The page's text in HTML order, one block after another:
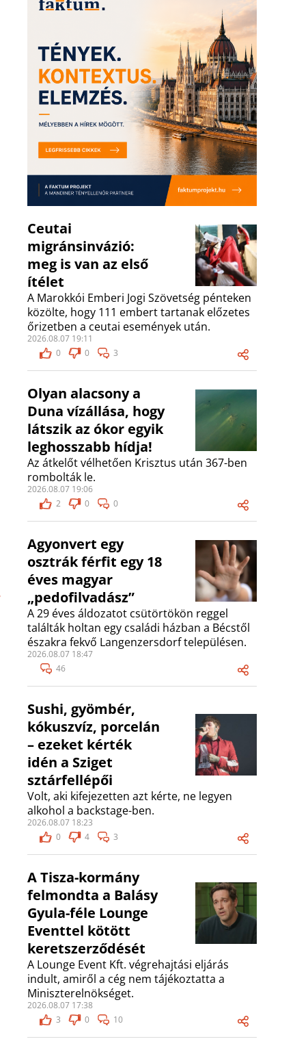
Ceutai
migránsinvázió:
meg is van az első
ítélet
A Marokkói Emberi Jogi Szövetség pénteken
közölte, hogy 111 embert tartanak előzetes
őrizetben a ceutai események után.
2026.08.07 19:11
0
0 3
Olyan alacsony a
Duna vízállása, hogy
látszik az ókor egyik
leghosszabb hídja!
Az átkelőt vélhetően Krisztus után 367-ben
rombolták le.
2026.08.07 19:06
2
0 0
Agyonvert egy
osztrák férfit egy 18
éves magyar
„pedofilvadász”
A 29 éves áldozatot csütörtökön reggel
találták holtan egy családi házban a Bécstől
északra fekvő Langenzersdorf településen.
2026.08.07 18:47
46
Sushi, gyömbér,
kókuszvíz, porcelán
– ezeket kérték
idén a Sziget
sztárfellépői
Volt, aki kifejezetten azt kérte, ne legyen
alkohol a backstage-ben.
2026.08.07 18:23
0
4 3
A Tisza-kormány
felmondta a Balásy
Gyula-féle Lounge
Eventtel kötött
keretszerződését
A Lounge Event Kft. végrehajtási eljárás
indult, amiről a cég nem tájékoztatta a
Miniszterelnökséget.
2026.08.07 17:38
3
0 10